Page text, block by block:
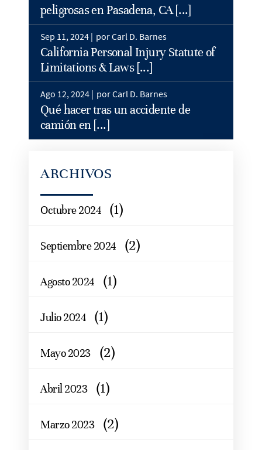
peligrosas en Pasadena, CA [...]
Sep 11, 2024 | por Carl D. Barnes
California Personal Injury Statute of
Limitations & Laws [...]
Ago 12, 2024 | por Carl D. Barnes
Qué hacer tras un accidente de
camión en [...]
ARCHIVOS
Octubre 2024 (1)
Septiembre 2024 (2)
Agosto 2024 (1)
Julio 2024 (1)
Mayo 2023 (2)
Abril 2023 (1)
Marzo 2023 (2)